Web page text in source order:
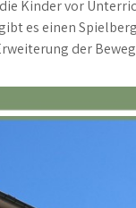
Kinder vor
es einen
der